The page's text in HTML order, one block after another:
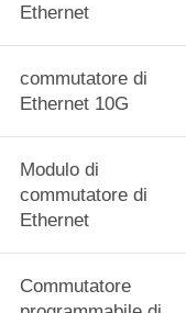
Ethernet
commutatore di
Ethernet 10G
Modulo di
commutatore di
Ethernet
Commutatore